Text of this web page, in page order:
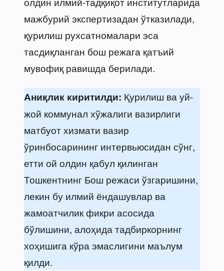
мажбурий экспертизадан ўтказилади,
қурилиш рухсатномалари эса
тасдиқланган бош режага қатъий
мувофиқ равишда берилади.
Аниқлик киритилди: Қурилиш ва уй-
жой коммунал хўжалиги вазирлиги
матбуот хизмати вазир
ўринбосарининг интервьюсидан сўнг,
етти ой олдин қабул қилинган
Тошкентнинг Бош режаси ўзгаришини,
лекин бу илмий ёндашувлар ва
жамоатчилик фикри асосида
бўлишини, алоҳида тадбиркорнинг
хоҳишига кўра эмаслигини маълум
қилди.